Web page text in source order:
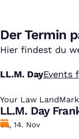
Der Termin
Hier findest du
LL.M. DayEvents
Your Law
:
LL.M. Day
Datum
Sa, 14. Nov